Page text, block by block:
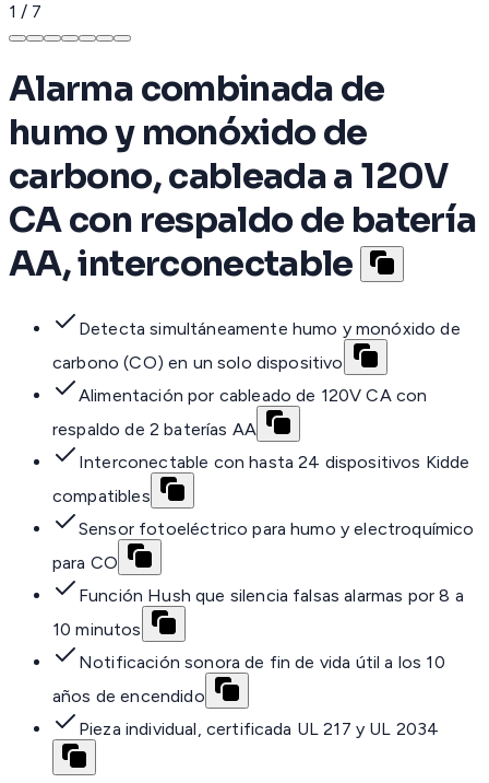
1 / 7
Alarma combinada de
humo y monóxido de
carbono, cableada a 120V
CA con respaldo de batería
AA, interconectable
Detecta simultáneamente humo y monóxido de
carbono (CO) en un solo dispositivo
Alimentación por cableado de 120V CA con
respaldo de 2 baterías AA
Interconectable con hasta 24 dispositivos Kidde
compatibles
Sensor fotoeléctrico para humo y electroquímico
para CO
Función Hush que silencia falsas alarmas por 8 a
10 minutos
Notificación sonora de fin de vida útil a los 10
años de encendido
Pieza individual, certificada UL 217 y UL 2034